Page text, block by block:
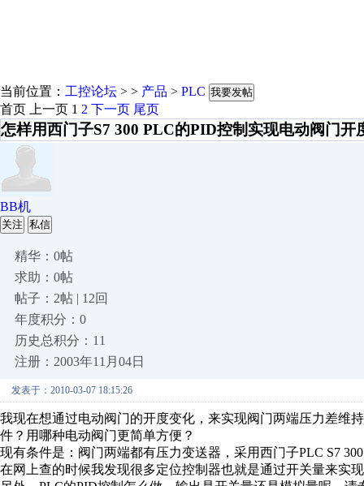
当前位置： 工控论坛 > > 产品 > PLC 我要发帖
首页 上一页 1 2 下一页 尾页
怎样用西门子S7 300 PLC的PID控制实现电动阀门开
BB机
关注 私信
精华：0帖
求助：0帖
帖子：2帖 | 12回
年度积分：0
历史总积分：11
注册：2003年11月04日
发表于：2010-03-07 18:15:26
我现在想通过电动阀门的开度变化，来实现阀门两端压力差维
件？用哪种电动阀门更简单方便？
现有条件是：阀门两端都有压力变送器，采用西门子PLC S7
在网上查的时候我发现很多定位控制器也就是通过开关量来实